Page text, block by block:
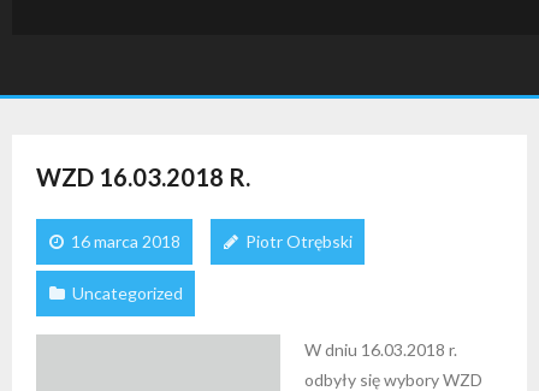
Do pobrania
WZD 16.03.2018 R.
16 marca 2018 Piotr Otrębski
Uncategorized
W dniu 16.03.2018 r.
odbyły się wybory WZD